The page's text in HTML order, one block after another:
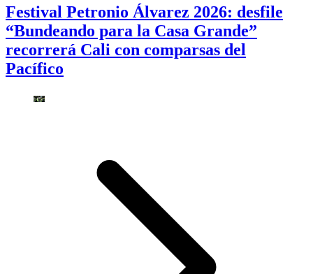
Festival Petronio Álvarez 2026: desfile
“Bundeando para la Casa Grande”
recorrerá Cali con comparsas del
Pacífico